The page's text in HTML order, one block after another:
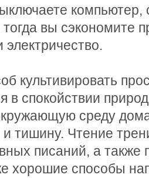
компьютер,
вы сэкономите
электричество.
культивировать
в спокойствии
среду
и тишину. Чтение
писаний, а также
хорошие способы